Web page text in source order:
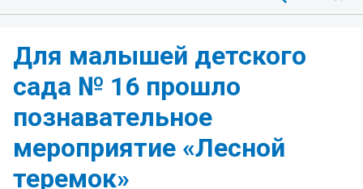
Для малышей детского
сада № 16 прошло
познавательное
мероприятие «Лесной
теремок»